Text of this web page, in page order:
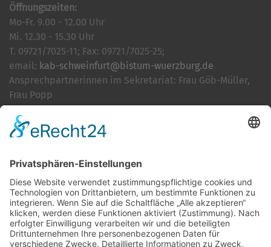
Öffnungszeiten:
Mo-Fr. 9.00 - 12.00 Uhr
Mi. 12.30 - 15.30 Uhr
T. 09721/7025-11; Fax: 09721/7025-25;
email: kab-schweinfurt@bistum-wuerzburg.de
Ansprechpartnerinnen im Sekretariat: Frau Göb-Müller,
Frau Popp